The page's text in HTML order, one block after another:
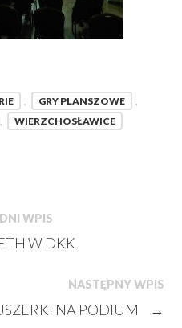
, GRY PLANSZOWE
,
, WIERZCHOSŁAWICE
WPIS
W DKK
NASTĘPNY WPIS
NA PODIUM →